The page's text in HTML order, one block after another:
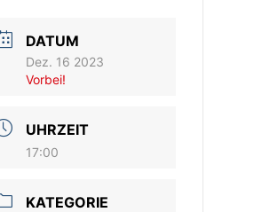
DATUM
Dez. 16 2023
Vorbei!
UHRZEIT
17:00
KATEGORIE